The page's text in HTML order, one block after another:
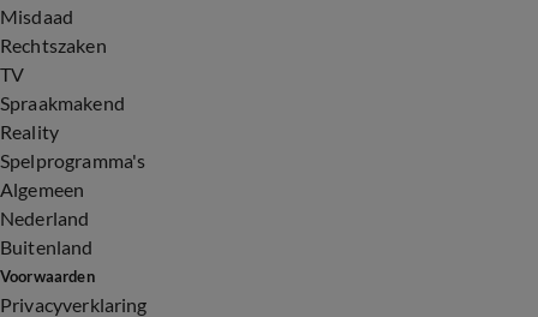
Misdaad
Rechtszaken
TV
Spraakmakend
Reality
Spelprogramma's
Algemeen
Nederland
Buitenland
Voorwaarden
Privacyverklaring